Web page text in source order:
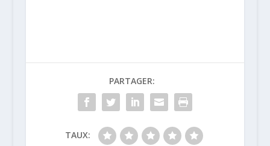
PARTAGER:
TAUX: